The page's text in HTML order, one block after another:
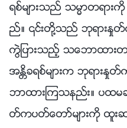
ရစ္မ်ားသည္ သမၼာတရားကို
ည္။ ၎တို႔သည္ ဘုရားႏႈတ္
ကြဲျပားသည့္ သေဘာထာ
အႏၲိခရစ္မ်ားက ဘုရားႏ
ဘာထားၾကသနည္း။ ပထမ
တ္ကပတ္ေတာ္မ်ားကို ထူးဆ